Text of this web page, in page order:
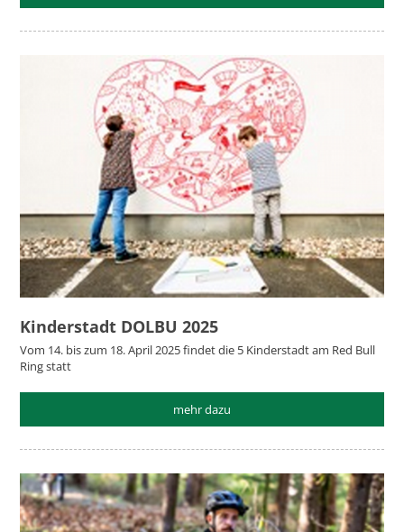
Kinderstadt DOLBU 2025
Vom 14. bis zum 18. April 2025 findet die 5 Kinderstadt am Red Bull
Ring statt
mehr dazu